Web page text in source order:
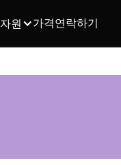
자원 가격연락하기